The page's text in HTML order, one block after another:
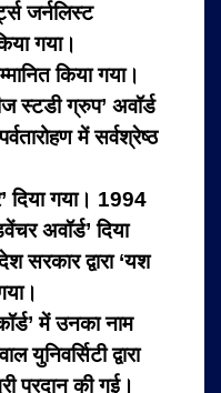
जर्नलिस्ट
गया।
किया गया।
स्टडी ग्रुप’ अवॉर्ड
में सर्वश्रेष्ठ
गया। 1994
अवॉर्ड’ दिया
सरकार द्वारा ‘यश
में उनका नाम
युनिवर्सिटी द्वारा
प्रदान की गई।